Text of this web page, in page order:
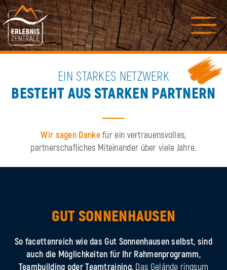
EIN STARKES NETZWERK
BESTEHT AUS STARKEN PARTNERN
Wir sagen Dankefür ein vertrauensvolles,
partnerschafliches Miteinander über viele Jahre.
GUT SONNENHAUSEN
So facettenreich wie das Gut Sonnenhausen selbst, sind
auch die Möglichkeiten für Ihr Rahmenprogramm,
Teambuilding oder Teamtraining. Das Gelände ringsum